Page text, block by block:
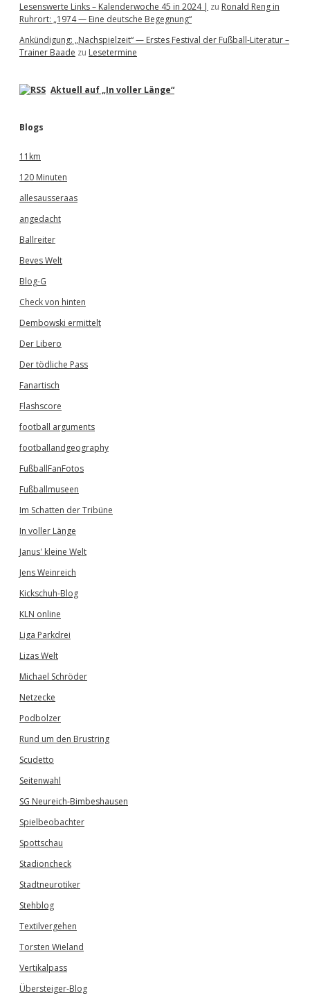
Lesenswerte Links – Kalenderwoche 45 in 2024 | zu Ronald Reng in
Ruhrort: „1974 — Eine deutsche Begegnung“
Ankündigung: „Nachspielzeit“ — Erstes Festival der Fußball-Literatur –
Trainer Baade zu Lesetermine
Aktuell auf „In voller Länge“
Blogs
11km
120 Minuten
allesausseraas
angedacht
Ballreiter
Beves Welt
Blog-G
Check von hinten
Dembowski ermittelt
Der Libero
Der tödliche Pass
Fanartisch
Flashscore
football arguments
footballandgeography
FußballFanFotos
Fußballmuseen
Im Schatten der Tribüne
In voller Länge
Janus' kleine Welt
Jens Weinreich
Kickschuh-Blog
KLN online
Liga Parkdrei
Lizas Welt
Michael Schröder
Netzecke
Podbolzer
Rund um den Brustring
Scudetto
Seitenwahl
SG Neureich-Bimbeshausen
Spielbeobachter
Spottschau
Stadioncheck
Stadtneurotiker
Stehblog
Textilvergehen
Torsten Wieland
Vertikalpass
Übersteiger-Blog